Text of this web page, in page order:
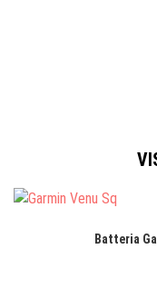
Batteria